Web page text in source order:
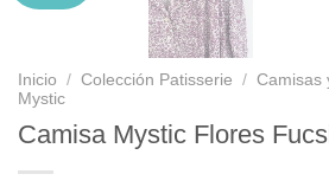
Inicio / Colección Patisserie / Camisas
Mystic
Camisa Mystic Flores